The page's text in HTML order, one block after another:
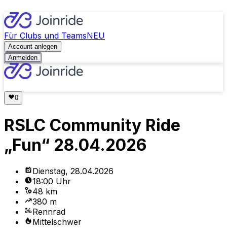
Für Clubs und TeamsNEU
Account anlegen
Anmelden
RSLC Community Ride
„Fun“ 28.04.2026
Dienstag, 28.04.2026
18:00 Uhr
48 km
380 m
Rennrad
Mittelschwer